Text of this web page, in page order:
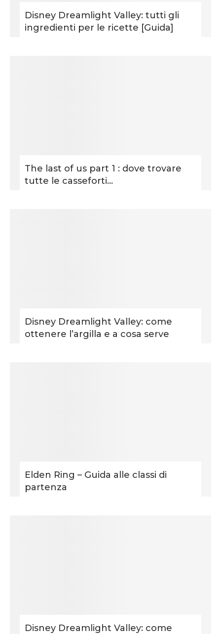
Disney Dreamlight Valley: tutti gli
ingredienti per le ricette [Guida]
The last of us part 1 : dove trovare
tutte le casseforti...
Disney Dreamlight Valley: come
ottenere l’argilla e a cosa serve
Elden Ring – Guida alle classi di
partenza
Disney Dreamlight Valley: come